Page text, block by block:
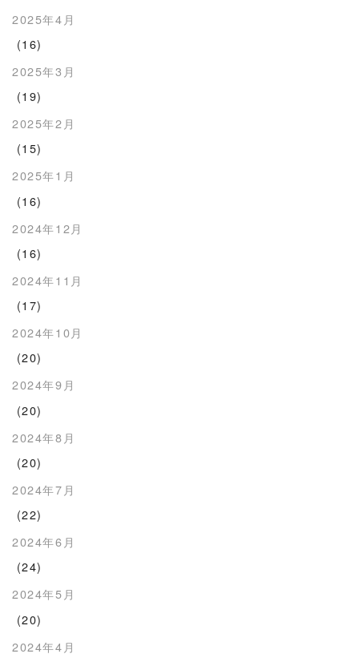
2025年4月
(16)
2025年3月
(19)
2025年2月
(15)
2025年1月
(16)
2024年12月
(16)
2024年11月
(17)
2024年10月
(20)
2024年9月
(20)
2024年8月
(20)
2024年7月
(22)
2024年6月
(24)
2024年5月
(20)
2024年4月